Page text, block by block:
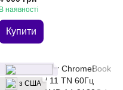
/ Intel UHD Graphics 600 / Клас
В наявності
Купити
з США